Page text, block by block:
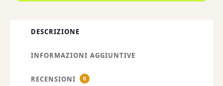
DESCRIZIONE
INFORMAZIONI AGGIUNTIVE
RECENSIONI 0